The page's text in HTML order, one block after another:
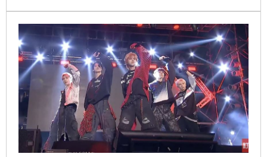
《大嘻哈時代2》表現出色的饒舌歌手：阿夫、
O.Dkizzya、阿跨面等，稍早登場的是性感女神陳芳
語，見到她身穿貼身連身裙，辣洩火辣好